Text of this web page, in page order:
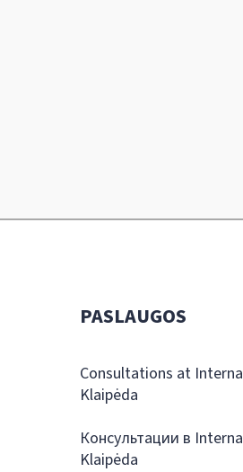
PASLAUGOS
Consultations at
Klaipėda
Консультации в
Klaipėda